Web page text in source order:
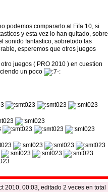
podemos compararlo al Fifa 10, si
y esta vez lo han quitado, sobre
sonido fantastico, sobretodo las
esperemos que otros juegos
juegos ( PRO 2010 ) en cuestion
un poco
2010, 00:03, editado 2 veces en total